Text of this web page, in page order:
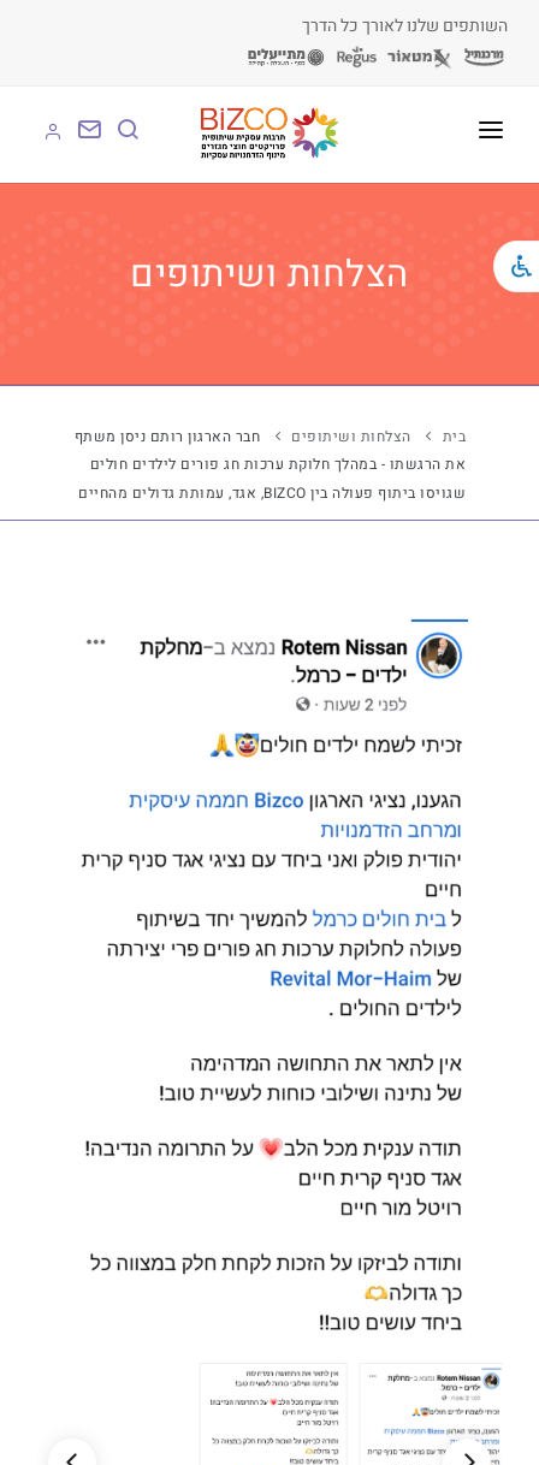
השותפים שלנו לאורך כל הדרך
על BIZCO
BIZCO לעסקים
לומדים עם BIZCO
הצלחות ושיתופים
בית הצלחות ושיתופים
חבר הארגון רותם ניסן משתף
את הרגשתו - במהלך חלוקת ערכות חג פורים לילדים חולים
שגויסו ביתוף פעולה בין BIZCO, אגד, עמותת גדולים מהחיים